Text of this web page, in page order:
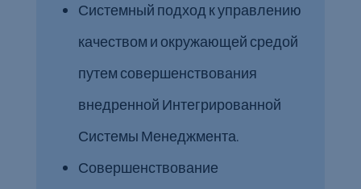
Системный подход к управлению
качеством и окружающей средой
путем совершенствования
внедренной Интегрированной
Системы Менеджмента.
Совершенствование